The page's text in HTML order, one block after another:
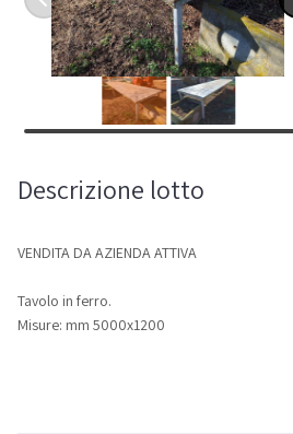
Descrizione lotto
VENDITA DA AZIENDA ATTIVA
Tavolo in ferro.
Misure: mm 5000x1200